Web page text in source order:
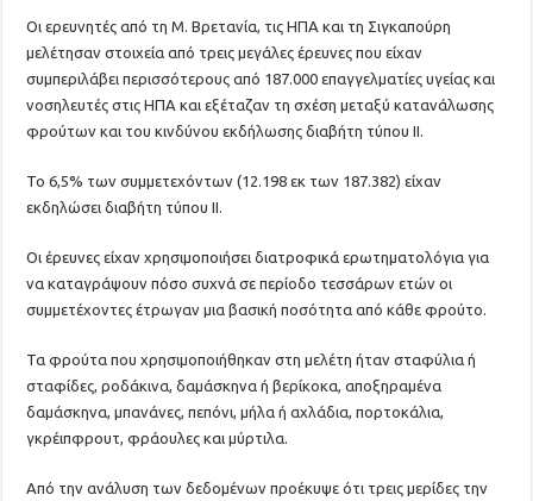
Οι ερευνητές από τη Μ. Βρετανία, τις ΗΠΑ και τη Σιγκαπούρη
μελέτησαν στοιχεία από τρεις μεγάλες έρευνες που είχαν
συμπεριλάβει περισσότερους από 187.000 επαγγελματίες υγείας και
νοσηλευτές στις ΗΠΑ και εξέταζαν τη σχέση μεταξύ κατανάλωσης
φρούτων και του κινδύνου εκδήλωσης διαβήτη τύπου ΙΙ.
Το 6,5% των συμμετεχόντων (12.198 εκ των 187.382) είχαν
εκδηλώσει διαβήτη τύπου ΙΙ.
Οι έρευνες είχαν χρησιμοποιήσει διατροφικά ερωτηματολόγια για
να καταγράψουν πόσο συχνά σε περίοδο τεσσάρων ετών οι
συμμετέχοντες έτρωγαν μια βασική ποσότητα από κάθε φρούτο.
Τα φρούτα που χρησιμοποιήθηκαν στη μελέτη ήταν σταφύλια ή
σταφίδες, ροδάκινα, δαμάσκηνα ή βερίκοκα, αποξηραμένα
δαμάσκηνα, μπανάνες, πεπόνι, μήλα ή αχλάδια, πορτοκάλια,
γκρέιπφρουτ, φράουλες και μύρτιλα.
Από την ανάλυση των δεδομένων προέκυψε ότι τρεις μερίδες την